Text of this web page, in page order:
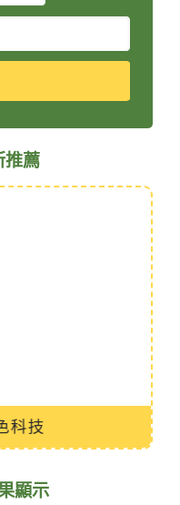
推薦
里資源回收廠
顯示